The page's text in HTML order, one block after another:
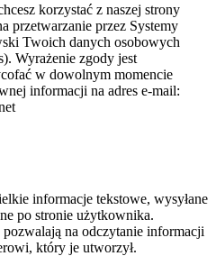
korzystać z naszej strony
przetwarzanie przez Systemy
Twoich danych osobowych
Wyrażenie zgody jest
w dowolnym momencie
informacji na adres e-mail:
informacje tekstowe, wysyłane
po stronie użytkownika.
na odczytanie informacji
który je utworzył.